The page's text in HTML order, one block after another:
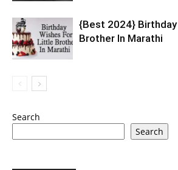
{Best 2024}
Brother In Marathi
Search
Search